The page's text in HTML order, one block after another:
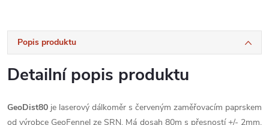
Popis produktu
Detailní popis produktu
GeoDist80 je laserový dálkoměr s červeným zaměřovacím paprskem
od výrobce GeoFennel ze SRN. Má dosah 80m s přesností +/- 2mm,